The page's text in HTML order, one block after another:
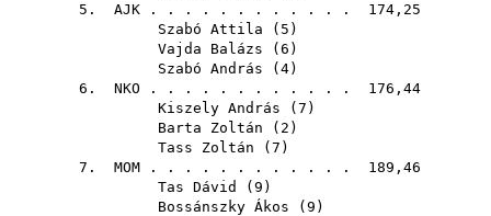
5. AJK . . . . . . . . . . . . 174,25
Szabó Attila ( 5 )
Vajda Balázs ( 6 )
Szabó András ( 4)
6. NKO . . . . . . . . . . . . 176,44
Kiszely András ( 7 )
Barta Zoltán ( 2 )
Tass Zoltán ( 7 )
7. MOM . . . . . . . . . . . . 189,46
Tas Dávid
( 9 )
Bossánszky Ákos ( 9 )